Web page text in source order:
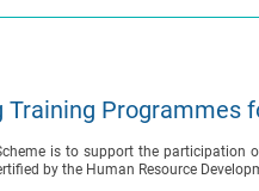
Training Programmes
is to support the participation
by the Human Resource